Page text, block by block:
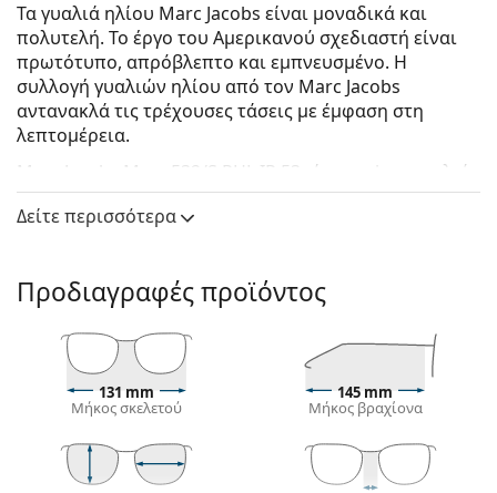
Τα γυαλιά ηλίου Marc Jacobs είναι μοναδικά και
πολυτελή. Το έργο του Αμερικανού σχεδιαστή είναι
πρωτότυπο, απρόβλεπτο και εμπνευσμένο. Η
συλλογή γυαλιών ηλίου από τον Marc Jacobs
αντανακλά τις τρέχουσες τάσεις με έμφαση στη
λεπτομέρεια.
Marc Jacobs Marc 532/S RHL IR 53
είναι unisex γυαλιά
ηλίου.
Δείτε πώς φαίνονται πάνω σας αυτά τα γυαλιά ηλίου
Lentiamo.
Το χρυσό χρώμα του σκελετού ταιριάζει απόλυτα
με το ζεστό χρώμα του δέρματος και τα σκούρα
καστανά μαλλιά.
ιδανική επιλογή για όσους έχουν τετράγωνο ή
οβάλ σχήμα προσώπου.
Δείτε περισσότερα
Προδιαγραφές προϊόντος
131 mm
Μήκος σκελετού
145 mm
Μήκος βραχίονα